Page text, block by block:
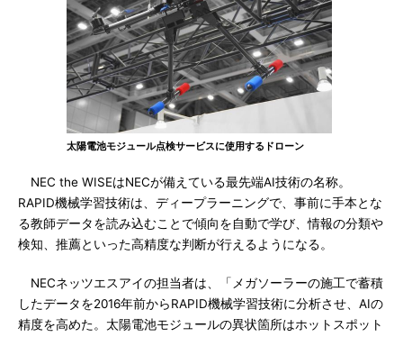
太陽電池モジュール点検サービスに使用するドローン
NEC the WISEはNECが備えている最先端AI技術の名称。
RAPID機械学習技術は、ディープラーニングで、事前に手本とな
る教師データを読み込むことで傾向を自動で学び、情報の分類や
検知、推薦といった高精度な判断が行えるようになる。
NECネッツエスアイの担当者は、「メガソーラーの施工で蓄積
したデータを2016年前からRAPID機械学習技術に分析させ、AIの
精度を高めた。太陽電池モジュールの異状箇所はホットスポット